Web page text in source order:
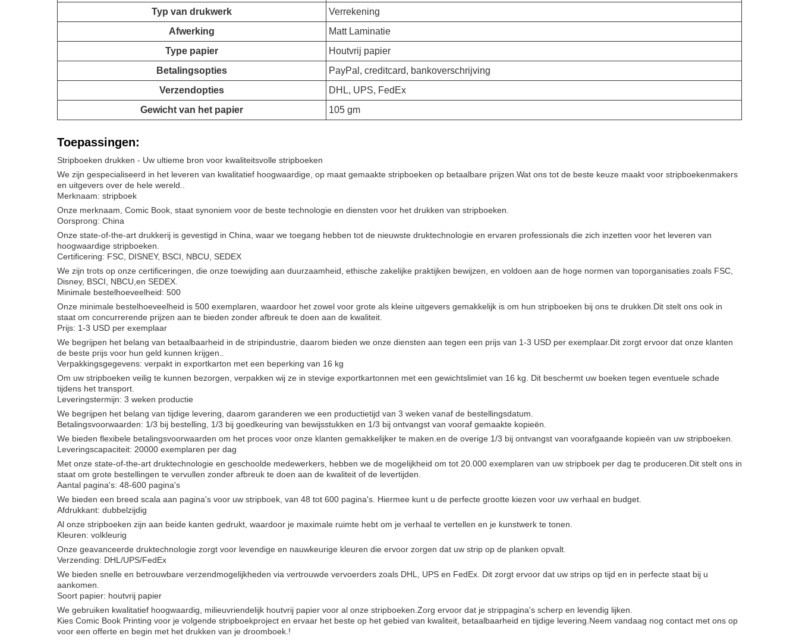
Typ van drukwerk
Verrekening
Afwerking
Matt Laminatie
Type papier
Houtvrij papier
Betalingsopties
PayPal, creditcard, bankoverschrijving
Verzendopties
DHL, UPS, FedEx
Gewicht van het papier
105 gm
Toepassingen:
Stripboeken drukken - Uw ultieme bron voor kwaliteitsvolle stripboeken
We zijn gespecialiseerd in het leveren van kwalitatief hoogwaardige, op maat gemaakte stripboeken op betaalbare prijzen.Wat ons tot de beste keuze maakt voor stripboekenmakers
en uitgevers over de hele wereld..
Merknaam: stripboek
Onze merknaam, Comic Book, staat synoniem voor de beste technologie en diensten voor het drukken van stripboeken.
Oorsprong: China
Onze state-of-the-art drukkerij is gevestigd in China, waar we toegang hebben tot de nieuwste druktechnologie en ervaren professionals die zich inzetten voor het leveren van
hoogwaardige stripboeken.
Certificering: FSC, DISNEY, BSCI, NBCU, SEDEX
We zijn trots op onze certificeringen, die onze toewijding aan duurzaamheid, ethische zakelijke praktijken bewijzen, en voldoen aan de hoge normen van toporganisaties zoals FSC,
Disney, BSCI, NBCU,en SEDEX.
Minimale bestelhoeveelheid: 500
Onze minimale bestelhoeveelheid is 500 exemplaren, waardoor het zowel voor grote als kleine uitgevers gemakkelijk is om hun stripboeken bij ons te drukken.Dit stelt ons ook in
staat om concurrerende prijzen aan te bieden zonder afbreuk te doen aan de kwaliteit.
Prijs: 1-3 USD per exemplaar
We begrijpen het belang van betaalbaarheid in de stripindustrie, daarom bieden we onze diensten aan tegen een prijs van 1-3 USD per exemplaar.Dit zorgt ervoor dat onze klanten
de beste prijs voor hun geld kunnen krijgen..
Verpakkingsgegevens: verpakt in exportkarton met een beperking van 16 kg
Om uw stripboeken veilig te kunnen bezorgen, verpakken wij ze in stevige exportkartonnen met een gewichtslimiet van 16 kg. Dit beschermt uw boeken tegen eventuele schade
tijdens het transport.
Leveringstermijn: 3 weken productie
We begrijpen het belang van tijdige levering, daarom garanderen we een productietijd van 3 weken vanaf de bestellingsdatum.
Betalingsvoorwaarden: 1/3 bij bestelling, 1/3 bij goedkeuring van bewijsstukken en 1/3 bij ontvangst van vooraf gemaakte kopieën.
We bieden flexibele betalingsvoorwaarden om het proces voor onze klanten gemakkelijker te maken.en de overige 1/3 bij ontvangst van voorafgaande kopieën van uw stripboeken.
Leveringscapaciteit: 20000 exemplaren per dag
Met onze state-of-the-art druktechnologie en geschoolde medewerkers, hebben we de mogelijkheid om tot 20.000 exemplaren van uw stripboek per dag te produceren.Dit stelt ons in
staat om grote bestellingen te vervullen zonder afbreuk te doen aan de kwaliteit of de levertijden.
Aantal pagina's: 48-600 pagina's
We bieden een breed scala aan pagina's voor uw stripboek, van 48 tot 600 pagina's. Hiermee kunt u de perfecte grootte kiezen voor uw verhaal en budget.
Afdrukkant: dubbelzijdig
Al onze stripboeken zijn aan beide kanten gedrukt, waardoor je maximale ruimte hebt om je verhaal te vertellen en je kunstwerk te tonen.
Kleuren: volkleurig
Onze geavanceerde druktechnologie zorgt voor levendige en nauwkeurige kleuren die ervoor zorgen dat uw strip op de planken opvalt.
Verzending: DHL/UPS/FedEx
We bieden snelle en betrouwbare verzendmogelijkheden via vertrouwde vervoerders zoals DHL, UPS en FedEx. Dit zorgt ervoor dat uw strips op tijd en in perfecte staat bij u
aankomen.
Soort papier: houtvrij papier
We gebruiken kwalitatief hoogwaardig, milieuvriendelijk houtvrij papier voor al onze stripboeken.Zorg ervoor dat je strippagina's scherp en levendig lijken.
Kies Comic Book Printing voor je volgende stripboekproject en ervaar het beste op het gebied van kwaliteit, betaalbaarheid en tijdige levering.Neem vandaag nog contact met ons op
voor een offerte en begin met het drukken van je droomboek.!